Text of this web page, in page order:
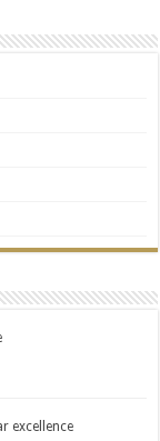
excellence